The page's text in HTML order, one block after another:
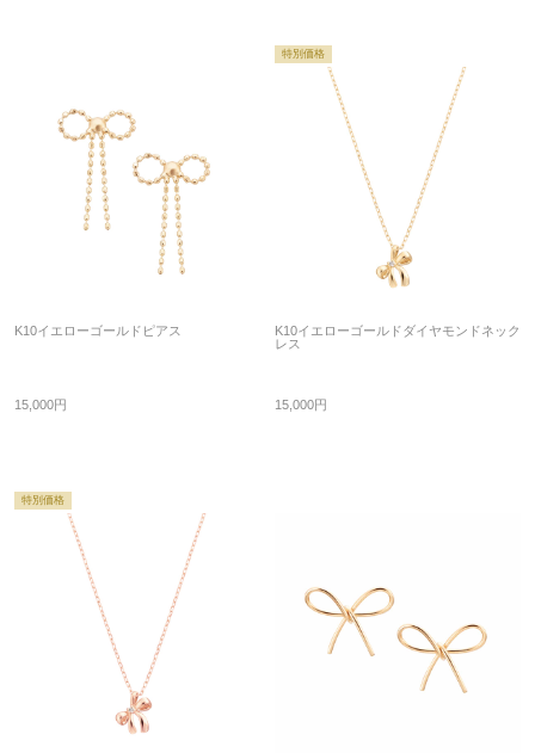
K10イエローゴールドピアス
15,000円
特別価格
K10イエローゴールドダイヤモンドネック
レス
15,000円
特別価格